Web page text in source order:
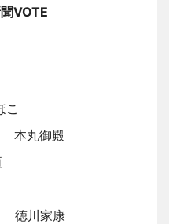
VOTE
こ
本丸御殿
徳川家康